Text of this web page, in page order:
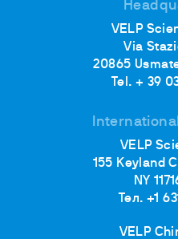
VELP
Via
20865
Tel. + 39
VELP
155 Keyland
NY
Тел. +1
VELP